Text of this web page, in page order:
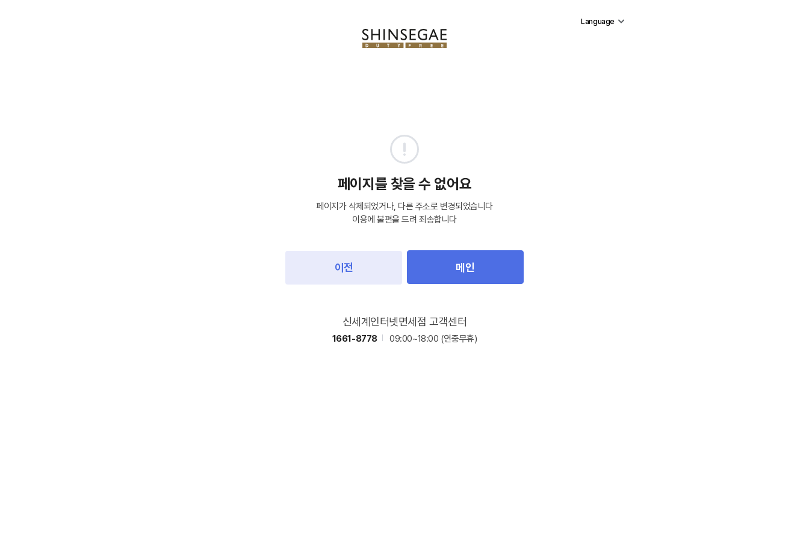
Language
페이지를 찾을 수 없어요
페이지가 삭제되었거나, 다른 주소로 변경되었습니다
이용에 불편을 드려 죄송합니다
이전 메인
신세계인터넷면세점 고객센터
1661-8778 09:00~18:00 (연중무휴)